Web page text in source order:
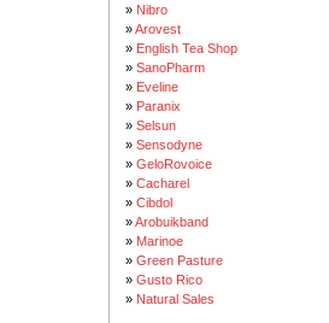
» Nibro
»Arovest
» English Tea Shop
» SanoPharm
» Eveline
» Paranix
» Selsun
» Sensodyne
» GeloRovoice
» Cacharel
» Cibdol
»Arobuikband
» Marinoe
» Green Pasture
» Gusto Rico
» Natural Sales